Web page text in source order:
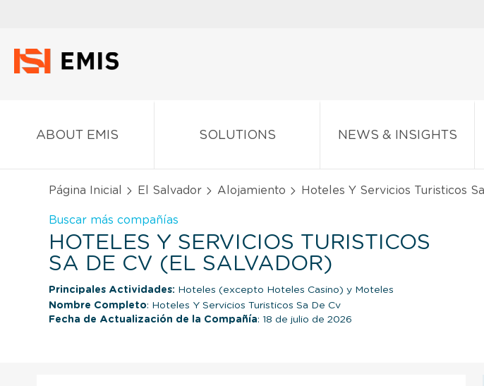
ABOUT EMIS SOLUTIONS NEWS & INSIGHTS
Página Inicial El Salvador Alojamiento Hoteles Y Servicios Turisticos
Buscar más compañías
HOTELES Y SERVICIOS TURISTICOS
SA DE CV (EL SALVADOR)
Principales Actividades: Hoteles (excepto Hoteles Casino) y Moteles
Nombre Completo: Hoteles Y Servicios Turisticos Sa De Cv
Fecha de Actualización de la Compañía: 18 de julio de 2026